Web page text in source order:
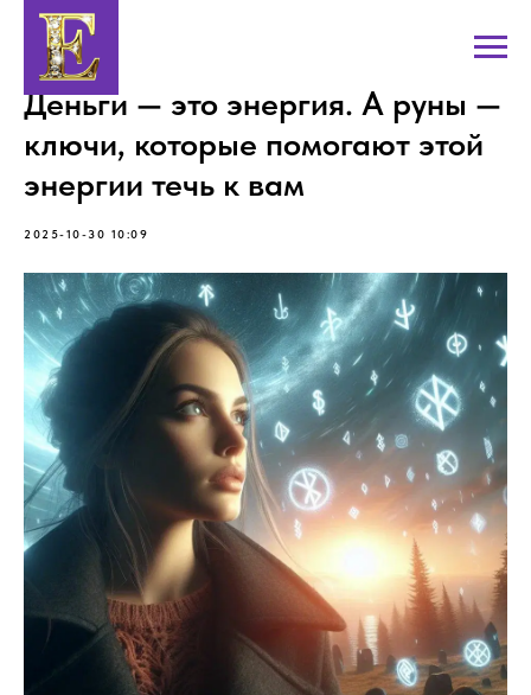
Деньги — это энергия. А руны —
ключи, которые помогают этой
энергии течь к вам
2025-10-30 10:09